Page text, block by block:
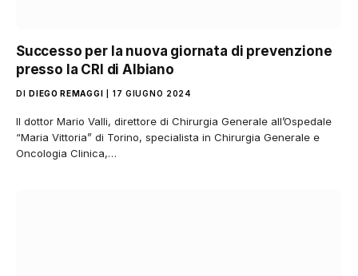
Successo per la nuova giornata di prevenzione
presso la CRI di Albiano
DI DIEGO REMAGGI 17 GIUGNO 2024
Il dottor Mario Valli, direttore di Chirurgia Generale all’Ospedale
“Maria Vittoria” di Torino, specialista in Chirurgia Generale e
Oncologia Clinica,…